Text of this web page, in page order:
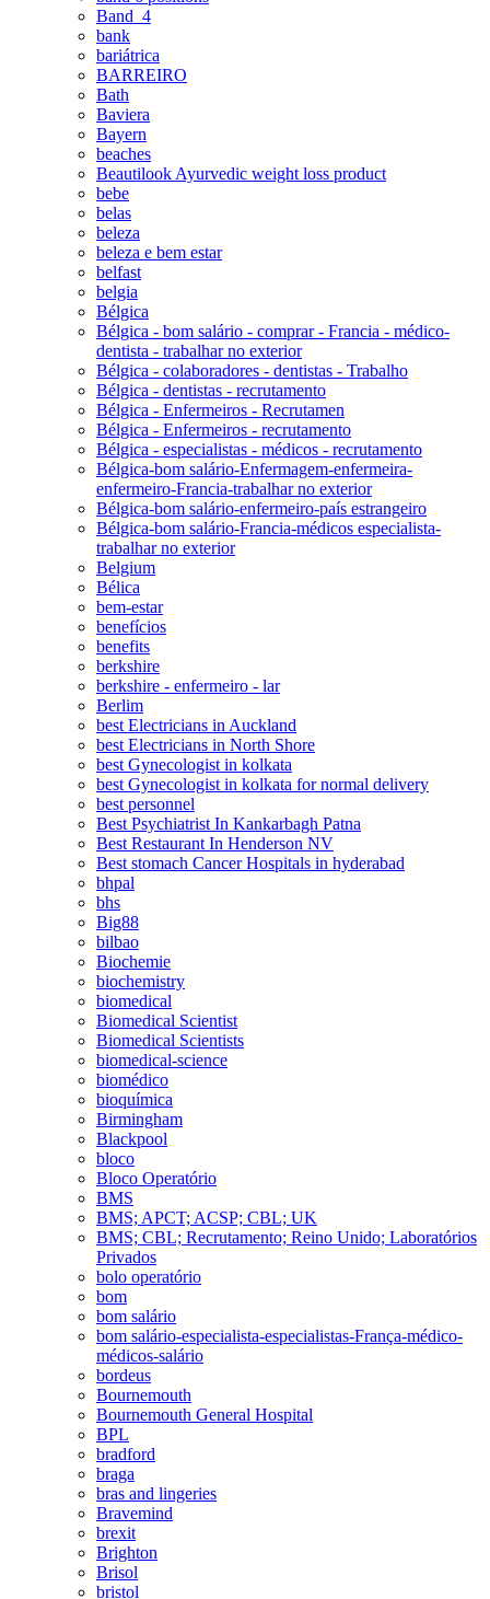
Band_4
bank
bariátrica
BARREIRO
Bath
Baviera
Bayern
beaches
Beautilook Ayurvedic weight loss product
bebe
belas
beleza
beleza e bem estar
belfast
belgia
Bélgica
Bélgica - bom salário - comprar - Francia - médico-
dentista - trabalhar no exterior
Bélgica - colaboradores - dentistas - Trabalho
Bélgica - dentistas - recrutamento
Bélgica - Enfermeiros - Recrutamen
Bélgica - Enfermeiros - recrutamento
Bélgica - especialistas - médicos - recrutamento
Bélgica-bom salário-Enfermagem-enfermeira-
enfermeiro-Francia-trabalhar no exterior
Bélgica-bom salário-enfermeiro-país estrangeiro
Bélgica-bom salário-Francia-médicos especialista-
trabalhar no exterior
Belgium
Bélica
bem-estar
benefícios
benefits
berkshire
berkshire - enfermeiro - lar
Berlim
best Electricians in Auckland
best Electricians in North Shore
best Gynecologist in kolkata
best Gynecologist in kolkata for normal delivery
best personnel
Best Psychiatrist In Kankarbagh Patna
Best Restaurant In Henderson NV
Best stomach Cancer Hospitals in hyderabad
bhpal
bhs
Big88
bilbao
Biochemie
biochemistry
biomedical
Biomedical Scientist
Biomedical Scientists
biomedical-science
biomédico
bioquímica
Birmingham
Blackpool
bloco
Bloco Operatório
BMS
BMS; APCT; ACSP; CBL; UK
BMS; CBL; Recrutamento; Reino Unido; Laboratórios
Privados
bolo operatório
bom
bom salário
bom salário-especialista-especialistas-França-médico-
médicos-salário
bordeus
Bournemouth
Bournemouth General Hospital
BPL
bradford
braga
bras and lingeries
Bravemind
brexit
Brighton
Brisol
bristol